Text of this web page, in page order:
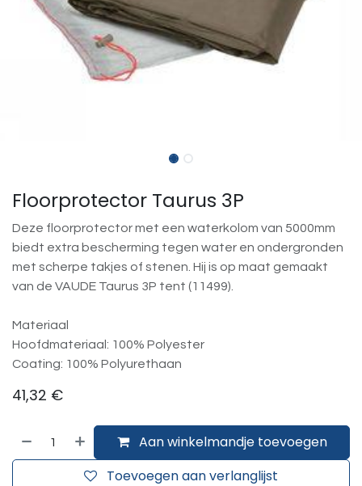
Floorprotector Taurus 3P
Deze floorprotector met een waterkolom van 5000mm
biedt extra bescherming tegen water en ondergronden
met scherpe takjes of stenen. Hij is op maat gemaakt
van de VAUDE Taurus 3P tent (11499).
Materiaal
Hoofdmateriaal: 100% Polyester
Coating: 100% Polyurethaan
41,32 €
Aan winkelmandje toevoegen
Toevoegen aan verlanglijst